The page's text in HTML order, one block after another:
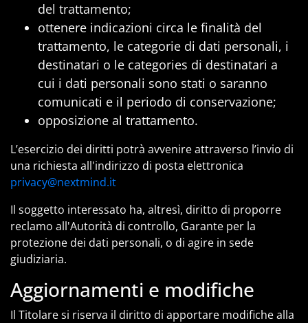
del trattamento;
ottenere indicazioni circa le finalità del
trattamento, le categorie di dati personali, i
destinatari o le categories di destinatari a
cui i dati personali sono stati o saranno
comunicati e il periodo di conservazione;
opposizione al trattamento.
L’esercizio dei diritti potrà avvenire attraverso l’invio di
una richiesta all'indirizzo di posta elettronica
privacy@nextmind.it
Il soggetto interessato ha, altresì, diritto di proporre
reclamo all'Autorità di controllo, Garante per la
protezione dei dati personali, o di agire in sede
giudiziaria.
Aggiornamenti e modifiche
Il Titolare si riserva il diritto di apportare modifiche alla